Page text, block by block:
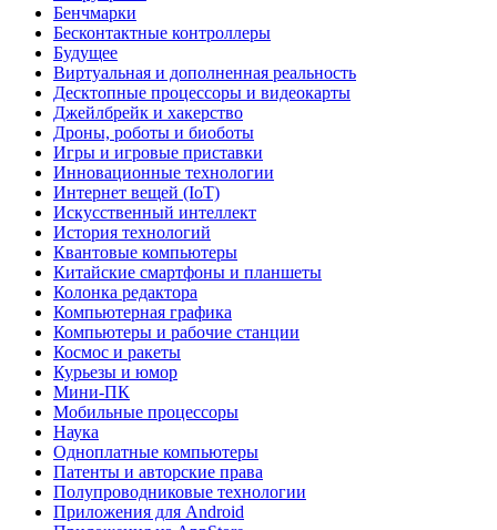
Бенчмарки
Бесконтактные контроллеры
Будущее
Виртуальная и дополненная реальность
Десктопные процессоры и видеокарты
Джейлбрейк и хакерство
Дроны, роботы и биоботы
Игры и игровые приставки
Инновационные технологии
Интернет вещей (IoT)
Искусственный интеллект
История технологий
Квантовые компьютеры
Китайские смартфоны и планшеты
Колонка редактора
Компьютерная графика
Компьютеры и рабочие станции
Космос и ракеты
Курьезы и юмор
Мини-ПК
Мобильные процессоры
Наука
Одноплатные компьютеры
Патенты и авторские права
Полупроводниковые технологии
Приложения для Android